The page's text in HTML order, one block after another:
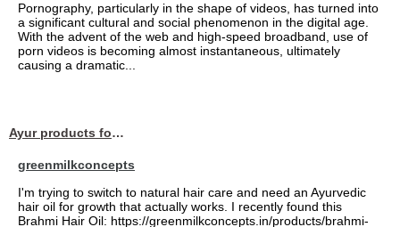
Pornography, particularly in the shape of videos, has turned into
a significant cultural and social phenomenon in the digital age.
With the advent of the web and high-speed broadband, use of
porn videos is becoming almost instantaneous, ultimately
causing a dramatic...
Ayur products for hair
greenmilkconcepts
I'm trying to switch to natural hair care and need an Ayurvedic
hair oil for growth that actually works. I recently found this
Brahmi Hair Oil: https://greenmilkconcepts.in/products/brahmi-